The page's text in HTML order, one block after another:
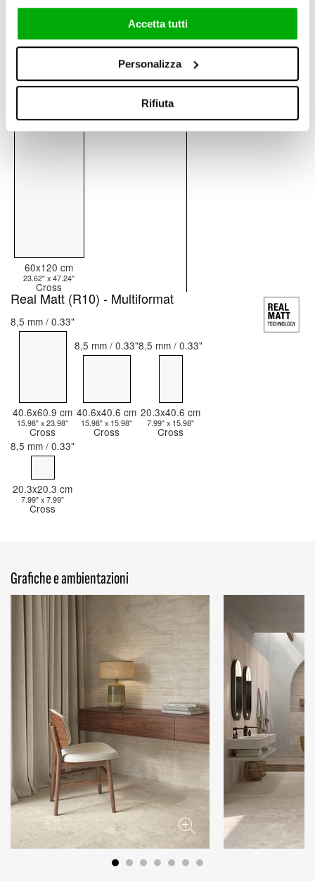
Accetta tutti
Personalizza
Rifiuta
120x120 cm 60x120 cm
Cross
Grip Outdoor (R11)
60x120 cm
23.62" x 47.24"
Cross
Real Matt (R10) - Multiformat
8,5 mm / 0.33"
40.6x60.9 cm
15.98" x 23.98"
Cross
8,5 mm / 0.33"
40.6x40.6 cm
15.98" x 15.98"
Cross
8,5 mm / 0.33"
20.3x40.6 cm
7.99" x 15.98"
Cross
8,5 mm / 0.33"
20.3x20.3 cm
7.99" x 7.99"
Cross
Grafiche e ambientazioni